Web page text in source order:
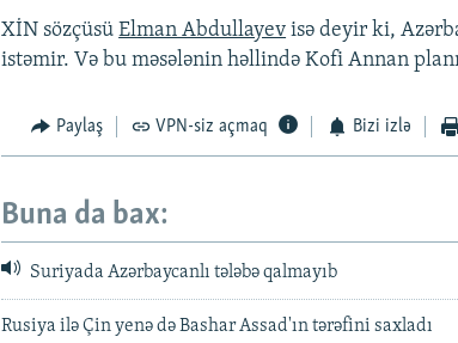
XİN sözçüsüElman Abdullayev isə deyir ki,
istəmir. Və bu məsələnin həllində Kofi Annan
Paylaş VPN-siz açmaq Bizi izlə
Buna da bax:
Suriyada Azərbaycanlı tələbə qalmayıb
Rusiya ilə Çin yenə də Bashar Assad'ın tərəfini saxladı